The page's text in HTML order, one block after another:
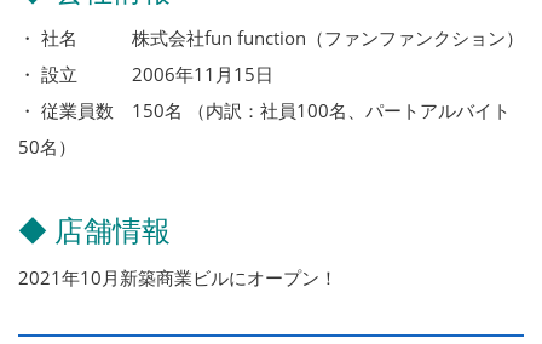
・ 社名 株式会社fun function（ファンファンクション）
・ 設立 2006年11月15日
・ 従業員数 150名 （内訳：社員100名、パートアルバイト
50名）
◆ 店舗情報
2021年10月新築商業ビルにオープン！